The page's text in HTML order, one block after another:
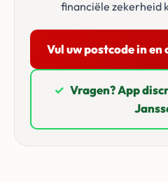
financiële zekerheid
Vul uw postcode in
✓ Vragen? App